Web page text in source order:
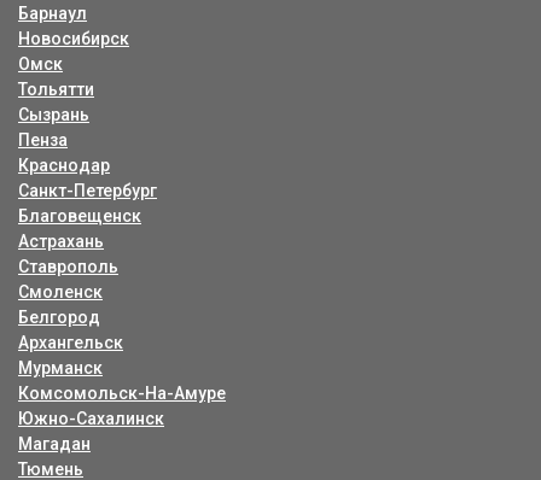
Барнаул
Новосибирск
Омск
Тольятти
Сызрань
Пенза
Краснодар
Санкт-Петербург
Благовещенск
Астрахань
Ставрополь
Смоленск
Белгород
Архангельск
Мурманск
Комсомольск-На-Амуре
Южно-Сахалинск
Магадан
Тюмень